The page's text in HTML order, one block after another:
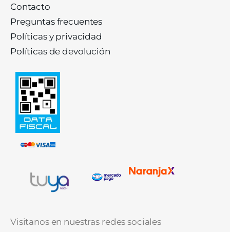
Contacto
Preguntas frecuentes
Políticas y privacidad
Políticas de devolución
Visitanos en nuestras redes sociales